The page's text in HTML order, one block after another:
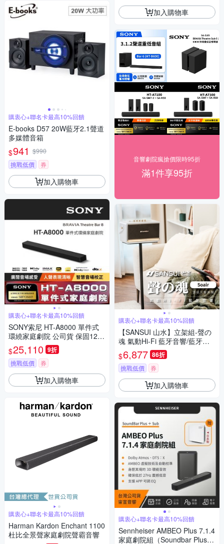
購衷心+聯名卡最高10%回饋
E-books D57 20W藍牙2.1聲道
多媒體音箱
$941 $990
挑戰低價
券
加入購物車
購衷心+聯名卡最高10%回饋
SONY索尼 HT-A8000 單件式
環繞家庭劇院 公司貨 保固12個
月
$25,110 9折
挑戰低價 券
加入購物車
購衷心+聯名卡最高10%回饋
Harman Kardon Enchant 1100
杜比全景聲家庭劇院聲霸音響
加入購物車
音響劇院瘋搶價限時95折
滿1件享95折
購衷心+聯名卡最高10%回饋
【SANSUI 山水】立架組-聲の
魂 氣動Hi-Fi 藍牙音響/藍牙喇
叭/家庭劇院(SOAIR-R2+立架)-
溫莎白
$6,877 86折
挑戰低價 券
加入購物車
購衷心+聯名卡最高10%回饋
Sennheiser AMBEO Plus 7.1.4
家庭劇院組（Soundbar Plus＋